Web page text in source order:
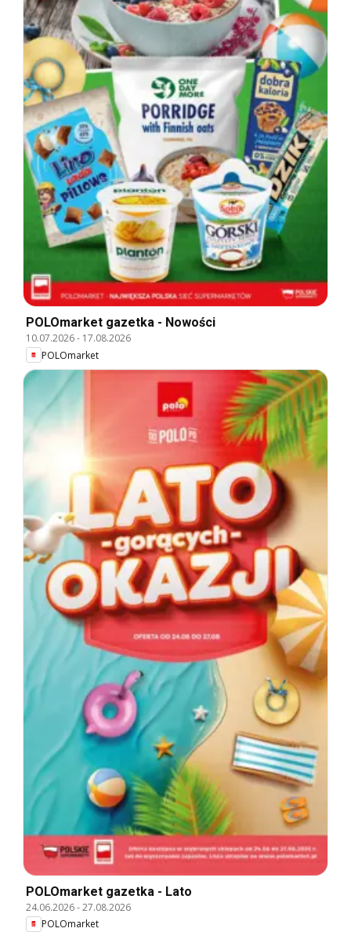
POLOmarket gazetka - Nowości
10.07.2026- 17.08.2026
POLOmarket
POLOmarket gazetka - Lato
24.06.2026-27.08.2026
POLOmarket